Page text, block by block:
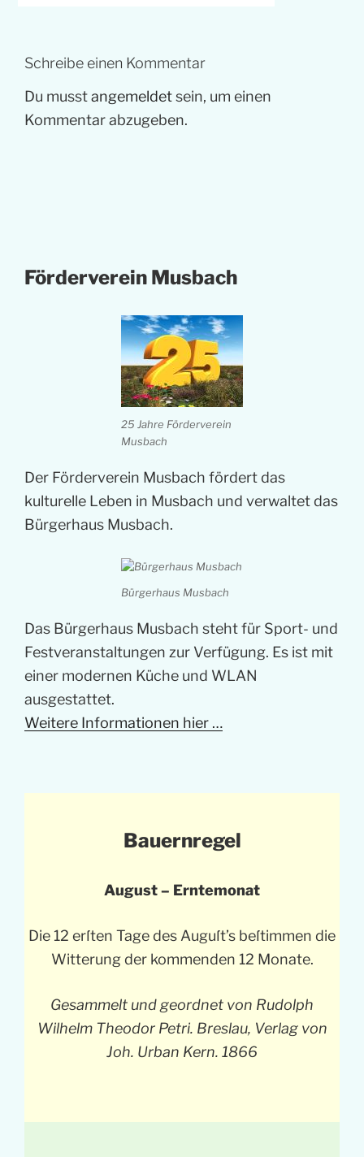
Schreibe einen Kommentar
Du musstangemeldetsein, um einen
Kommentar abzugeben.
Förderverein Musbach
25 Jahre Förderverein
Musbach
Der Förderverein Musbach fördert das
kulturelle Leben in Musbach und verwaltet das
Bürgerhaus Musbach.
Bürgerhaus Musbach
Das Bürgerhaus Musbach steht für Sport- und
Festveranstaltungen zur Verfügung. Es ist mit
einer modernen Küche und WLAN
ausgestattet.
Weitere Informationen hier …
Bauernregel
August – Erntemonat
Die 12 erſten Tage des Auguſt’s beſtimmen die
Witterung der kommenden 12 Monate.
Gesammelt und geordnet von Rudolph
Wilhelm Theodor Petri. Breslau, Verlag von
Joh. Urban Kern. 1866